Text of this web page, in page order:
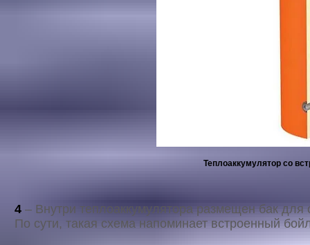
Теплоаккумулятор со
4 – Внутри теплоаккумулятора размещен бак
По сути, такая схема напоминает встроенный